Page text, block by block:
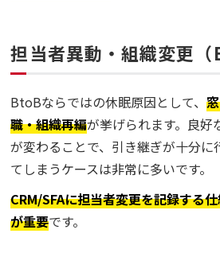
担当者異動・組織変更（
BtoBならではの休眠原因として、
職・組織再編が挙げられます。良好
が変わることで、引き継ぎが十分に
てしまうケースは非常に多いです。
CRM/SFAに担当者変更を記録する
が重要です。